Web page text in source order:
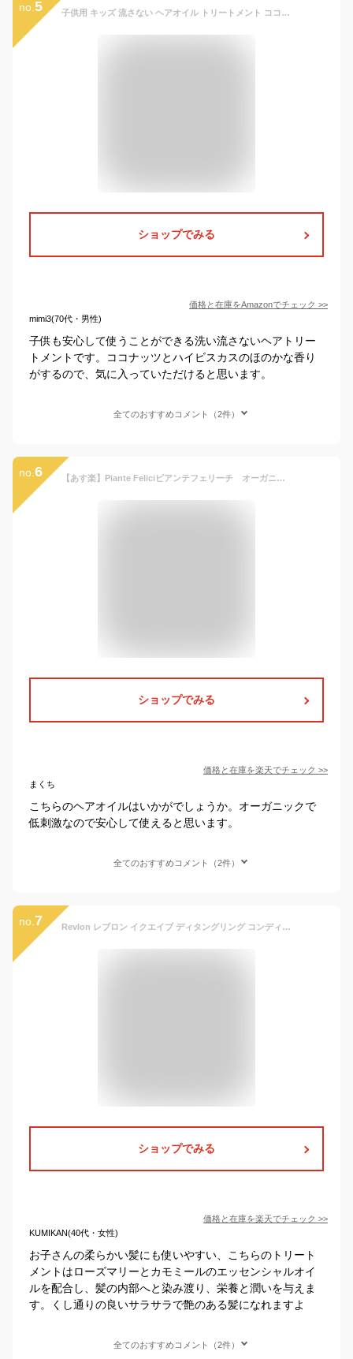
no. 5 子供用 キッズ 流さない ヘアオイル トリートメント ココナッツ&ハイビスカス シアモイスチャー 237ml[並行輸入品]
ショップでみる
価格と在庫をAmazonでチェック >>
mimi3(70代・男性)
子供も安心して使うことができる洗い流さないヘアトリー
トメントです。ココナッツとハイビスカスのほのかな香り
がするので、気に入っていただけると思います。
全てのおすすめコメント（2件）
no. 6 【あす楽】Piante Feliciピアンテフェリーチ オーガニックヘアトリートメント 【正規品】 100ml 洗い流さないトリートメント 完全オーガニック ノンシリコン 弱酸性
ショップでみる
価格と在庫を楽天でチェック >>
まくち
こちらのヘアオイルはいかがでしょうか。オーガニックで
低刺激なので安心して使えると思います。
全てのおすすめコメント（2件）
no. 7 Revlon レブロン イクエイブ ディタングリング コンディショナー 200ml EQUAVE Kids Princess 子供用 子ども用 女の子 幼児 キッズプリンセス 洗い流さないトリートメント
ショップでみる
価格と在庫を楽天でチェック >>
KUMIKAN(40代・女性)
お子さんの柔らかい髪にも使いやすい、こちらのトリート
メントはローズマリーとカモミールのエッセンシャルオイ
ルを配合し、髪の内部へと染み渡り、栄養と潤いを与えま
す。くし通りの良いサラサラで艶のある髪になれますよ
全てのおすすめコメント（2件）